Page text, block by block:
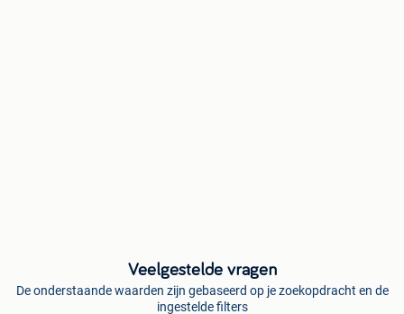
Veelgestelde vragen
De onderstaande waarden zijn gebaseerd op je zoekopdracht en de
ingestelde filters